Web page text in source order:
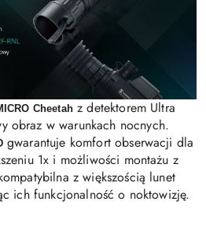
Cheetahz detektorem Ultra
obraz w warunkach nocnych.
gwarantuje komfort obserwacji dla
1x i możliwości montażu z
z większością lunet
ich funkcjonalność o noktowizję.